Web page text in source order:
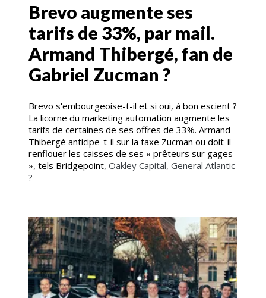
Brevo augmente ses
tarifs de 33%, par mail.
Armand Thibergé, fan de
Gabriel Zucman ?
Brevo s'embourgeoise-t-il et si oui, à bon escient ?
La licorne du marketing automation augmente les
tarifs de certaines de ses offres de 33%. Armand
Thibergé anticipe-t-il sur la taxe Zucman ou doit-il
renflouer les caisses de ses « prêteurs sur gages
», tels Bridgepoint, Oakley Capital, General Atlantic
?